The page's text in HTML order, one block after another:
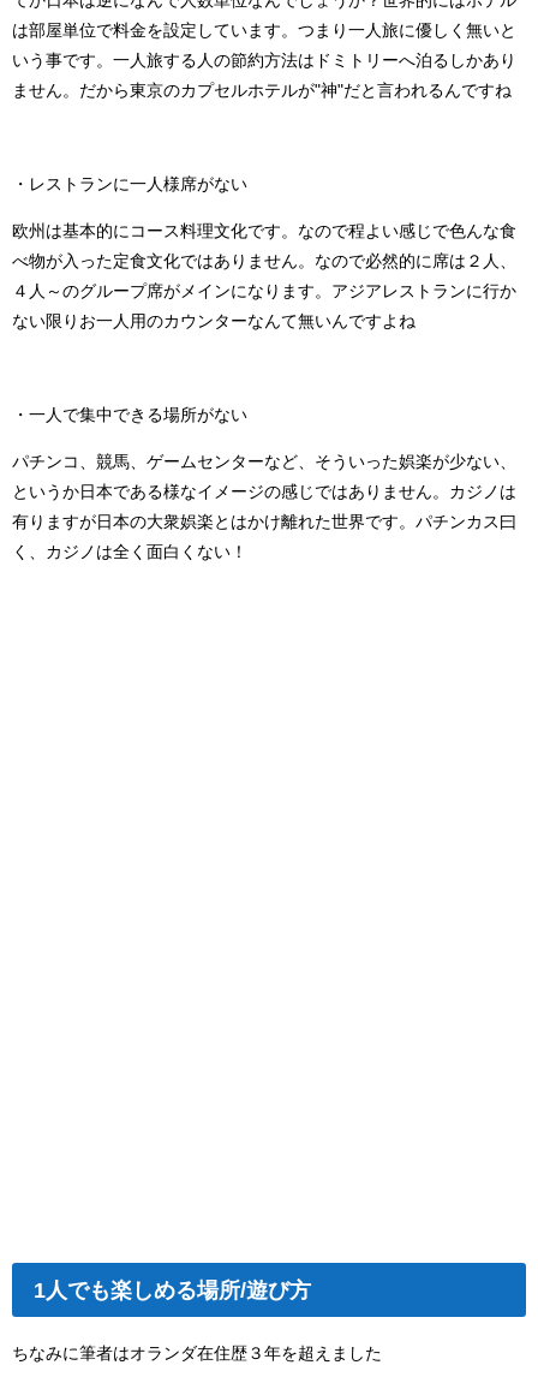
は部屋単位で料金を設定しています。つまり一人旅に優しく無いと
いう事です。一人旅する人の節約方法はドミトリーへ泊るしかあり
ません。だから東京のカプセルホテルが"神"だと言われるんですね
・レストランに一人様席がない
欧州は基本的にコース料理文化です。なので程よい感じで色んな食
べ物が入った定食文化ではありません。なので必然的に席は２人、
４人～のグループ席がメインになります。アジアレストランに行か
ない限りお一人用のカウンターなんて無いんですよね
・一人で集中できる場所がない
パチンコ、競馬、ゲームセンターなど、そういった娯楽が少ない、
というか日本である様なイメージの感じではありません。カジノは
有りますが日本の大衆娯楽とはかけ離れた世界です。パチンカス曰
く、カジノは全く面白くない！
1人でも楽しめる場所/遊び方
ちなみに筆者はオランダ在住歴３年を超えました